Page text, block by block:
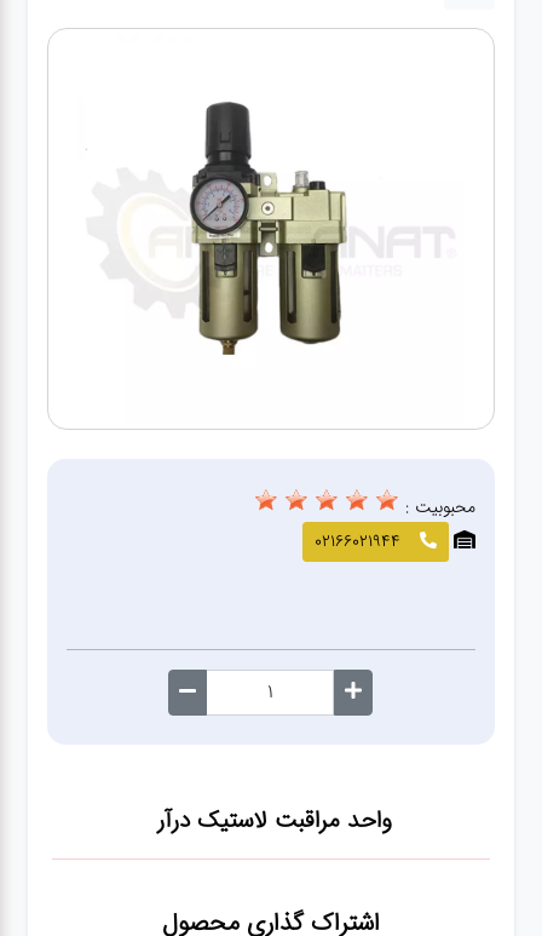
دیاگ
صافکاری
و نقاشی
کارواش
فنی
واحد مراقبت لاستیک درآر
اشتراک گذاری محصول
محبوبیت :
02166021944